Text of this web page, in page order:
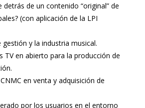
detrás de un contenido “original” de
(con aplicación de la LPI
gestión y la industria musical.
TV en abierto para la producción de
en venta y adquisición de
por los usuarios en el entorno